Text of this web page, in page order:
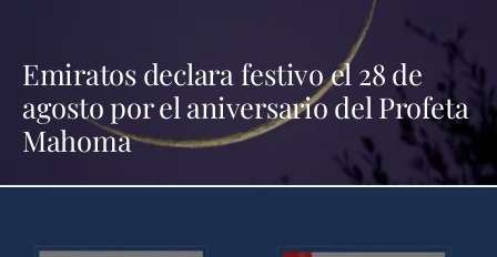
Emiratos declara festivo el 28 de
agosto por el aniversario del Profeta
Mahoma